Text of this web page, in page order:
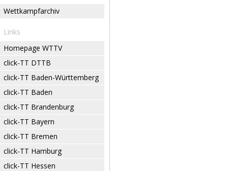
Wettkampfarchiv
Links
Homepage WTTV
click-TT DTTB
click-TT Baden-Württemberg
click-TT Baden
click-TT Brandenburg
click-TT Bayern
click-TT Bremen
click-TT Hamburg
click-TT Hessen